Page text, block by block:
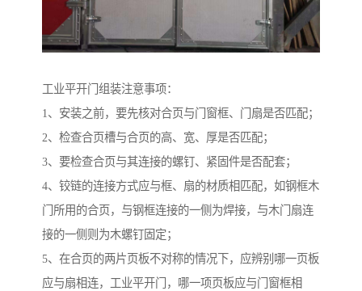
工业平开门组装注意事项：
1、安装之前，要先核对合页与门窗框、门扇是否匹配；
2、检查合页槽与合页的高、宽、厚是否匹配；
3、要检查合页与其连接的螺钉、紧固件是否配套；
4、铰链的连接方式应与框、扇的材质相匹配，如钢框木
门所用的合页，与钢框连接的一侧为焊接，与木门扇连
接的一侧则为木螺钉固定；
5、在合页的两片页板不对称的情况下，应辨别哪一页板
应与扇相连，工业平开门，哪一项页板应与门窗框相